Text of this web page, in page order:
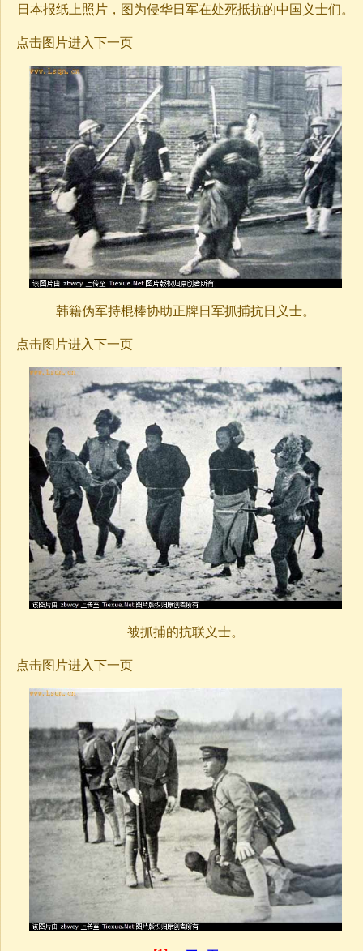
日本报纸上照片，图为侵华日军在处死抵抗的中国义士们。
点击图片进入下一页
韩籍伪军持棍棒协助正牌日军抓捕抗日义士。
点击图片进入下一页
被抓捕的抗联义士。
点击图片进入下一页